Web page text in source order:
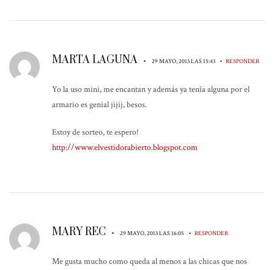
MARTA LAGUNA • 29 MAYO, 2013 LAS 15:43 • RESPONDER
Yo la uso mini, me encantan y además ya tenía alguna por el
armario es genial jijij, besos.
Estoy de sorteo, te espero!
http://www.elvestidorabierto.blogspot.com
MARY REC • 29 MAYO, 2013 LAS 16:05 • RESPONDER
Me gusta mucho como queda al menos a las chicas que nos